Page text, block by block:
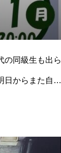
の同級生も出ら
日からまた自分